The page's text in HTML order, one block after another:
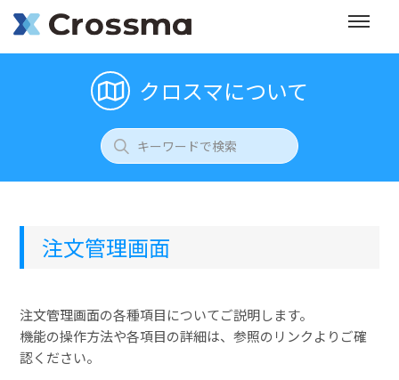
クロスマについて
注文管理画面
注文管理画面の各種項目についてご説明します。
機能の操作方法や各項目の詳細は、参照のリンクよりご確
認ください。